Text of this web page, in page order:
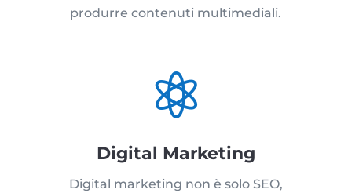
produrre contenuti multimediali.

Digital Marketing
Digital marketing non è solo SEO,